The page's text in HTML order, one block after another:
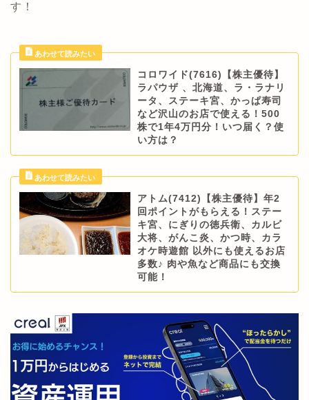
す！
コロワイド(7616)【株主優待】
ラパウザ 、北海道、ラ・ラナリ
ータ、ステーキ宮、かっぱ寿司
など沢山のお店で使える！500
株で1年4万円分！いつ届く？使
い方は？
アトム(7412)【株主優待】年2
回ポイントがもらえる！ステー
キ宮、にぎりの徳兵衛、カルビ
大将、がんこ炎、かつ時、カラ
オケ時遊館 以外にも使えるお店
多数♪ 肉や魚など商品にも交換
可能！